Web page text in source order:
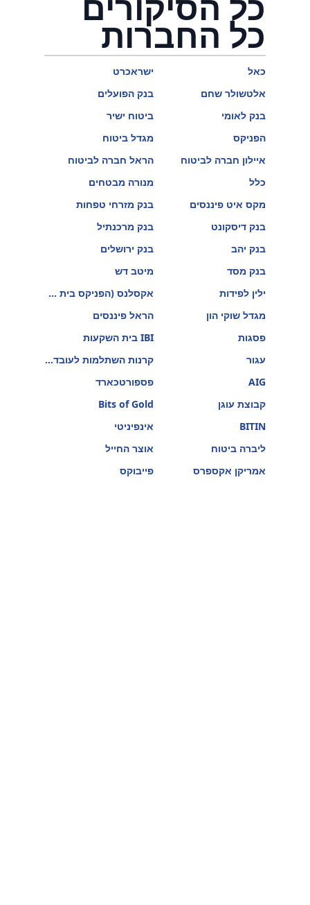
כל החברות
כאל
ישראכרט
אלטשולר שחם
בנק הפועלים
בנק לאומי
ביטוח ישיר
הפניקס
מגדל ביטוח
איילון חברה לביטוח
הראל חברה לביטוח
כלל
מנורה מבטחים
מקס איט פיננסים
בנק מזרחי טפחות
בנק דיסקונט
בנק מרכנתיל
בנק יהב
בנק ירושלים
בנק מסד
מיטב דש
ילין לפידות
אקסלנס (הפניקס בית השקעות)
מגדל שוקי הון
הראל פיננסים
פסגות
IBI בית השקעות
עגור
קרנות השתלמות לעובדי הוראה
AIG
פספורטכארד
קבוצת עוגן
Bits of Gold
BITIN
אינפיניטי
ליברה ביטוח
אוצר החייל
אמריקן אקספרס
פייבוקס